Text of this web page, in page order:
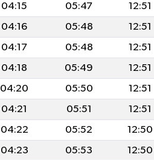
04:15 05:47 12:51
04:16 05:48 12:51
04:17 05:48 12:51
04:18 05:49 12:51
04:20 05:50 12:51
04:21 05:51 12:51
04:22 05:52 12:50
04:23 05:53 12:50